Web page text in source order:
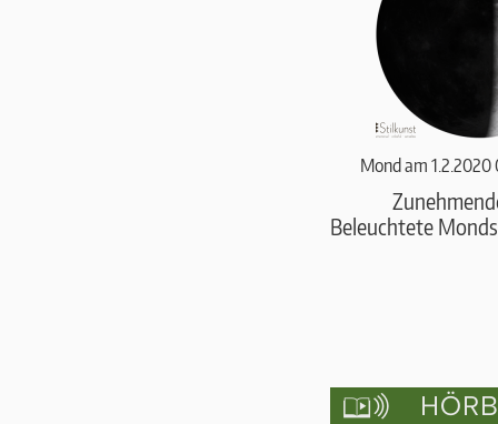
Mond am 1.2.2020
Beleuchtete
